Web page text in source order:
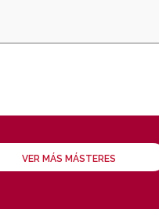
VER MÁS MÁSTERES